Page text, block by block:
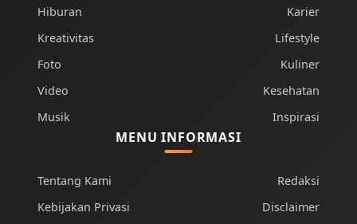
Hiburan
Kreativitas
Foto
Video
Musik
Karier
Lifestyle
Kuliner
Kesehatan
Inspirasi
MENU INFORMASI
Tentang Kami
Kebijakan Privasi
Redaksi
Disclaimer